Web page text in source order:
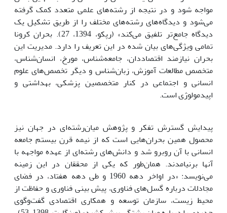
مواجه شود و در نتیجه از رشته‌های علمی متعدد کمک گرفته
می‌شود و دیدگاه‌های رشته‌های مختلف را از طریق تشکیل یک
دیدگاه جامع‌تر تلفیق می‌کند» (رپکو، 1394، 27). بحران کرونا
تمامی ویژگی‌های بیان شده در این تعریف را دارد. مدیریت این
بحران نیازمند اقتصاددان، جامعه‌شناس، مورخ، انسان‌شناس،
متخصص مطالعات آموزش، زبان‌شناس و دیگر تخصص‌های علوم
انسانی و اجتماعی در کنار متخصصین پزشکی، بهداشتی و
اپیدمولوژی است.
پیدایش گسترش تفکر و پژوهش میان‌رشته‌ای در جهان نیز
محصول همین بحران‌هایی است که از نیمه قرن بیستم جامعه
انسانی با آن روبرو شد و دانش‌های رشته‌ای از عهده مواجهه با
آنها برنیامدند. همان‌طور که یکی از محققان در این زمینه
می‌نویسد: «در اواخر دهه 1960 و طی دهه هفتاد، در فضای
مجادلات درباره گسل‌های فناوری، پیش بینی فناوری و حفاظت از
محیط زیست، سازمان توسعه و همکاری اقتصادی گفت‌وگوی